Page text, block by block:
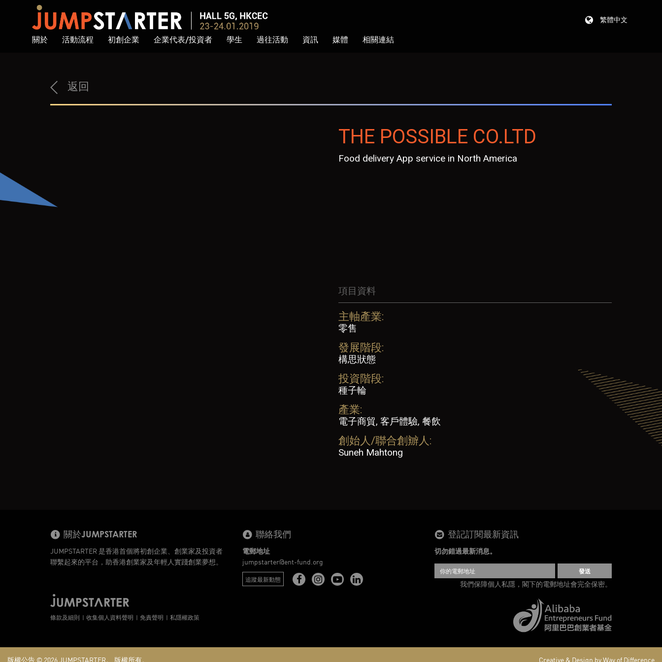
關於 活動流程 初創企業 企業代表/投資者 學生 過往活動 資訊 媒體 相關連結
繁體中文
返回
THE POSSIBLE CO.LTD
Food delivery App service in North America
項目資料
主軸產業:
零售
發展階段:
構思狀態
投資階段:
種子輪
產業:
電子商貿, 客戶體驗, 餐飲
創始人/聯合創辧人:
Suneh Mahtong
關於JUMPSTARTER
JUMPSTARTER 是香港首個將初創企業、創業家及投資者
聯繫起來的平台，助香港創業家及年輕人實踐創業夢想。
聯絡我們
電郵地址
jumpstarter@ent-fund.org
追蹤最新動態
登記訂閱最新資訊
切勿錯過最新消息。
發送
我們保障個人私隱，閣下的電郵地址會完全保密。
條款及細則 收集個人資料聲明 免責聲明 私隱權政策
版權公告 © 2026JUMPSTARTER。 版權所有。 Creative & Design by Way of Difference